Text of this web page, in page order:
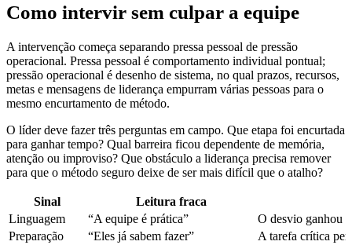
Como intervir sem culpar a equipe
A intervenção começa separando pressa pessoal de pressão
operacional. Pressa pessoal é comportamento individual pontual;
pressão operacional é desenho de sistema, no qual prazos, recursos,
metas e mensagens de liderança empurram várias pessoas para o
mesmo encurtamento de método.
O líder deve fazer três perguntas em campo. Que etapa foi encurtada
para ganhar tempo? Qual barreira ficou dependente de memória,
atenção ou improviso? Que obstáculo a liderança precisa remover
para que o método seguro deixe de ser mais difícil que o atalho?
Sinal
Leitura fraca
Linguagem
“A equipe é prática”
O desvio ganhou
Preparação
“Eles já sabem fazer”
A tarefa crítica